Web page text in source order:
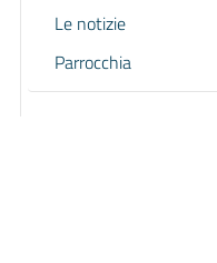
Le notizie
Parrocchia